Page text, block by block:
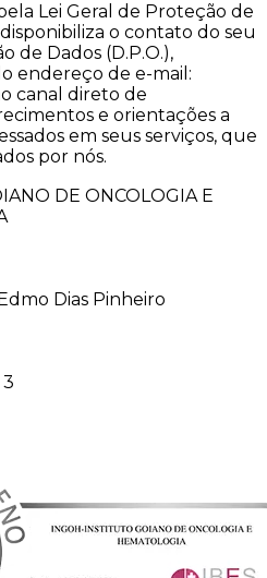
Lei Geral de Proteção de
o contato do seu
de Dados (D.P.O.),
endereço de e-mail:
canal direto de
e orientações a
em seus serviços, que
por nós.
DE ONCOLOGIA E
Dias Pinheiro